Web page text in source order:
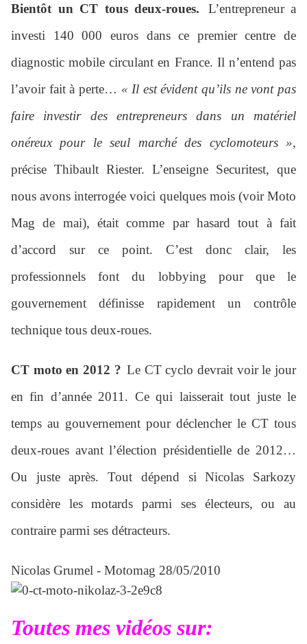
Bientôt un CT tous deux-roues.
L’entrepreneur a
investi 140 000 euros dans ce premier centre de
diagnostic mobile circulant en France. Il n’entend pas
l’avoir fait à perte… « Il est évident qu’ils ne vont pas
faire investir des entrepreneurs dans un matériel
onéreux pour le seul marché des cyclomoteurs »,
précise Thibault Riester. L’enseigne Securitest, que
nous avons interrogée voici quelques mois (voir Moto
Mag de mai), était comme par hasard tout à fait
d’accord sur ce point. C’est donc clair, les
professionnels font du lobbying pour que le
gouvernement définisse rapidement un contrôle
technique tous deux-roues.
CT moto en 2012 ? Le CT cyclo devrait voir le jour
en fin d’année 2011. Ce qui laisserait tout juste le
temps au gouvernement pour déclencher le CT tous
deux-roues avant l’élection présidentielle de 2012…
Ou juste après. Tout dépend si Nicolas Sarkozy
considère les motards parmi ses électeurs, ou au
contraire parmi ses détracteurs.
Nicolas Grumel - Motomag 28/05/2010
Toutes mes vidéos sur: